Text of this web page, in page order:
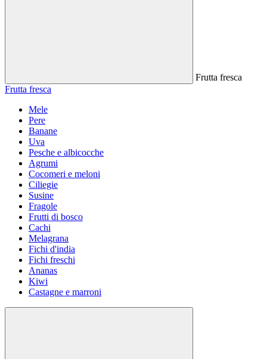
Frutta fresca
Frutta fresca
Mele
Pere
Banane
Uva
Pesche e albicocche
Agrumi
Cocomeri e meloni
Ciliegie
Susine
Fragole
Frutti di bosco
Cachi
Melagrana
Fichi d'india
Fichi freschi
Ananas
Kiwi
Castagne e marroni